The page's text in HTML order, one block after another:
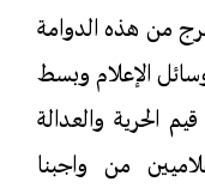
من هذه الدوامة
الإعلام وبسط
الحرية والعدالة
من واجبنا